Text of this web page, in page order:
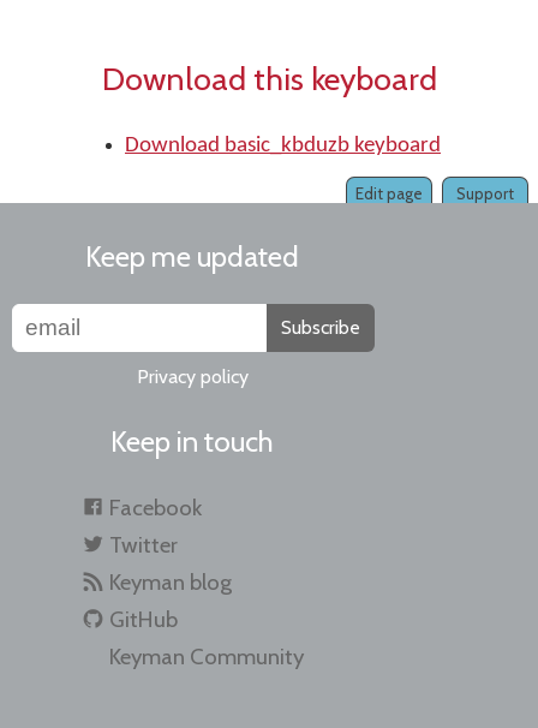
Download this keyboard
Download basic_kbduzb keyboard
Support
Edit page
Keep me updated
Subscribe
Privacy policy
Keep in touch
Facebook
Twitter
Keyman blog
GitHub
Keyman Community